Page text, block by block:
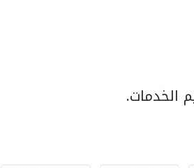
الخدمات.